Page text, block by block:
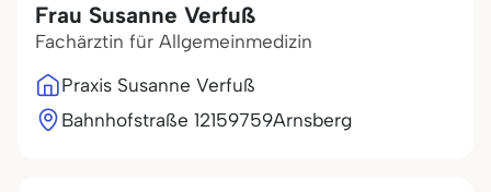
Frau Susanne Verfuß
Fachärztin für Allgemeinmedizin
Praxis Susanne Verfuß
Bahnhofstraße 12159759Arnsberg